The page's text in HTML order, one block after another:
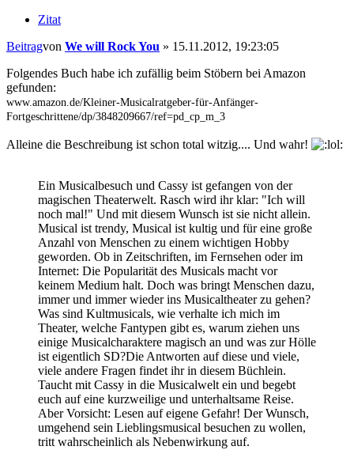
Zitat
Beitragvon We will Rock You » 15.11.2012, 19:23:05
Folgendes Buch habe ich zufällig beim Stöbern bei Amazon
gefunden:
www.amazon.de/Kleiner-Musicalratgeber-für-Anfänger-
Fortgeschrittene/dp/3848209667/ref=pd_cp_m_3
Alleine die Beschreibung ist schon total witzig.... Und wahr!
Ein Musicalbesuch und Cassy ist gefangen von der
magischen Theaterwelt. Rasch wird ihr klar: "Ich will
noch mal!" Und mit diesem Wunsch ist sie nicht allein.
Musical ist trendy, Musical ist kultig und für eine große
Anzahl von Menschen zu einem wichtigen Hobby
geworden. Ob in Zeitschriften, im Fernsehen oder im
Internet: Die Popularität des Musicals macht vor
keinem Medium halt. Doch was bringt Menschen dazu,
immer und immer wieder ins Musicaltheater zu gehen?
Was sind Kultmusicals, wie verhalte ich mich im
Theater, welche Fantypen gibt es, warum ziehen uns
einige Musicalcharaktere magisch an und was zur Hölle
ist eigentlich SD?Die Antworten auf diese und viele,
viele andere Fragen findet ihr in diesem Büchlein.
Taucht mit Cassy in die Musicalwelt ein und begebt
euch auf eine kurzweilige und unterhaltsame Reise.
Aber Vorsicht: Lesen auf eigene Gefahr! Der Wunsch,
umgehend sein Lieblingsmusical besuchen zu wollen,
tritt wahrscheinlich als Nebenwirkung auf.